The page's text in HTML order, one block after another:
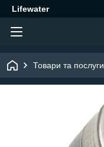
Lifewater
Товари та послуги